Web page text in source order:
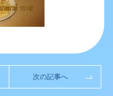
次の記事へ